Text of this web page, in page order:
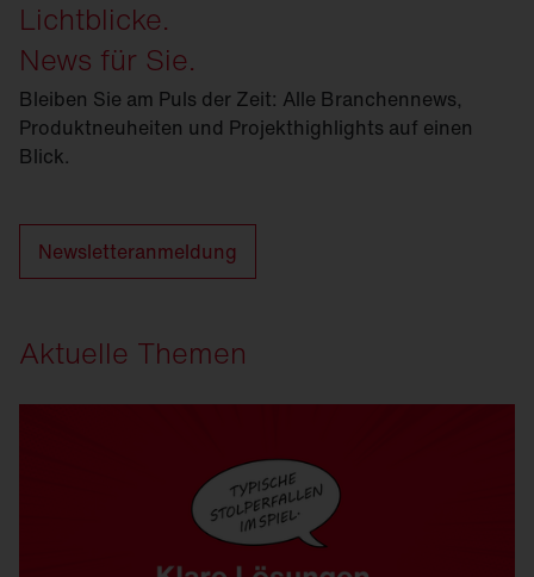
Lichtblicke.
News für Sie.
Bleiben Sie am Puls der Zeit: Alle Branchennews,
Produktneuheiten und Projekthighlights auf einen
Blick.
Newsletteranmeldung
Aktuelle Themen